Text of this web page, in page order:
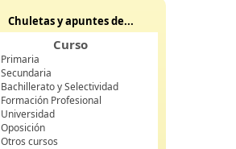
Chuletas y apuntes de...
Curso
Primaria
Secundaria
Bachillerato y Selectividad
Formación Profesional
Universidad
Oposición
Otros cursos